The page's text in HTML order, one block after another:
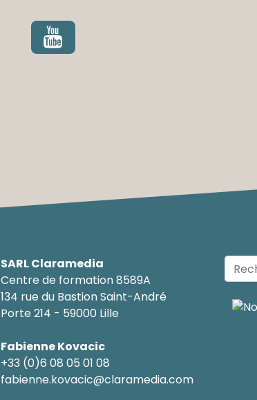
SARL Claramedia
Centre de formation 8589A
134 rue du Bastion Saint-André
Porte 214 - 59000 Lille
Fabienne Kovacic
+33 (0)6 08 05 01 08
fabienne.kovacic@claramedia.com